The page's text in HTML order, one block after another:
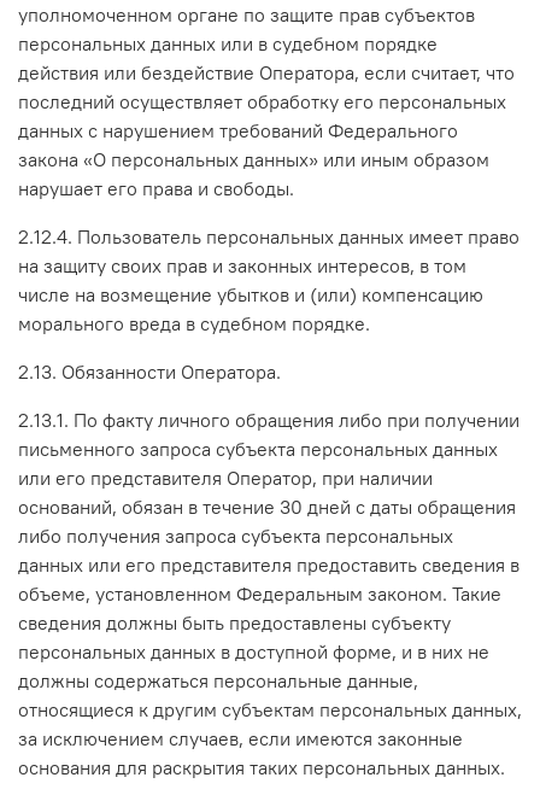
уполномоченном органе по защите прав субъектов
персональных данных или в судебном порядке
действия или бездействие Оператора, если считает, что
последний осуществляет обработку его персональных
данных с нарушением требований Федерального
закона «О персональных данных» или иным образом
нарушает его права и свободы.
2.12.4. Пользователь персональных данных имеет право
на защиту своих прав и законных интересов, в том
числе на возмещение убытков и (или) компенсацию
морального вреда в судебном порядке.
2.13. Обязанности Оператора.
2.13.1. По факту личного обращения либо при получении
письменного запроса субъекта персональных данных
или его представителя Оператор, при наличии
оснований, обязан в течение 30 дней с даты обращения
либо получения запроса субъекта персональных
данных или его представителя предоставить сведения в
объеме, установленном Федеральным законом. Такие
сведения должны быть предоставлены субъекту
персональных данных в доступной форме, и в них не
должны содержаться персональные данные,
относящиеся к другим субъектам персональных данных,
за исключением случаев, если имеются законные
основания для раскрытия таких персональных данных.